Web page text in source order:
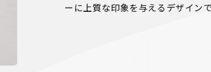
ーに上質な印象を与えるデザインで